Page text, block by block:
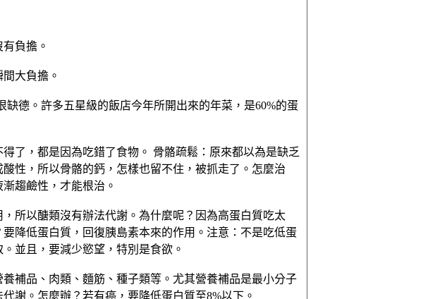
負擔。
大負擔。
德。許多五星級的飯店今年所開出來的年菜，是60%的蛋
了，都是因為吃錯了食物。 骨骼疏鬆：原來都以為是缺乏
性，所以骨骼的鈣，怎樣也留不住，被抓走了。怎麼治
趨鹼性，才能根治。
所以醣類沒有辦法代謝。為什麼呢？因為高蛋白質吃太
降低蛋白質，回復胰島素本來的作用。注意：不是吃低蛋
並且，要減少慾望，特別是食欲。
補品、肉類、麵筋、種子類等。尤其營養補品是最小分子
謝。怎麼辦？若有癌，要降低蛋白質至8%以下。